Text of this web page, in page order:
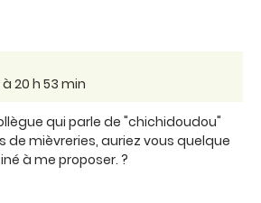
20 h 53 min
qui parle de "chichidoudou"
de mièvreries, auriez vous quelque
à me proposer. ?